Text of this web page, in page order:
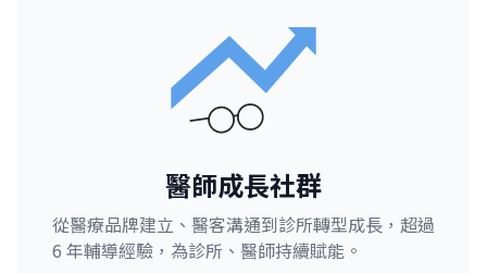
醫師成長社群
從醫療品牌建立、醫客溝通到診所轉型成長，超過
6 年輔導經驗，為診所、醫師持續賦能。